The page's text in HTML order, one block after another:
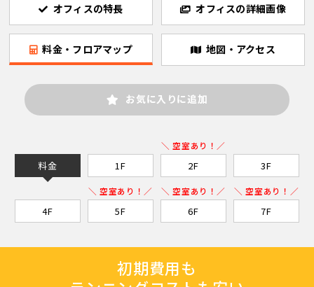
オフィスの特長 オフィスの詳細画像
料金・フロアマップ 地図・アクセス
お気に入りに追加
料金 1F
＼ 空室あり！／
2F 3F
4F
＼ 空室あり！／
5F
＼ 空室あり！／
6F
＼ 空室あり！／
7F
初期費用も